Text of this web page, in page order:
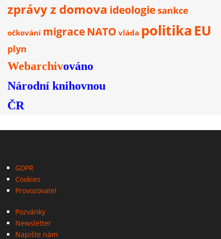
zprávy z domova ideologiesankce
očkování migraceNATO vláda politikaEU
plyn
Webarchivováno
Národní knihovnou
ČR
GDPR
Cookies
Provozovatel
Pozvánky
Newsletter
Napište nám